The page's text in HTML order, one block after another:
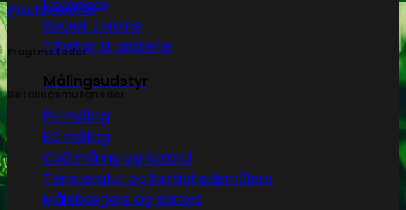
Homebox
Secret Jardine
Tilbehør til grotelte
Målingsudstyr
PH måling
EC måling
Co2 måling og kontrol
Temperatur og fugtighedsmålere
Målebægere og sprays
@subseed.dk
Fragtmetoder
Betalingsmuligheder